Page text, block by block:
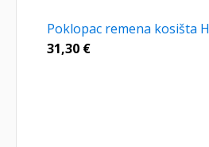
Poklopac remena kosišta
31,30 €